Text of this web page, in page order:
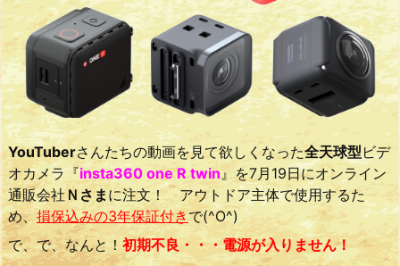
YouTuberさんたちの動画を見て欲しくなった全天球型 ビデ
オカメラ『insta360 one R twin 』を7月19日にオンライン
通販会社 Ｎさま に注文！ アウトドア主体で使用するた
め、 損保込みの3年保証付きで(^O^)
で、で、なんと！ 初期不良・・・電源が入りません！